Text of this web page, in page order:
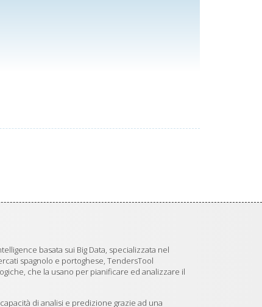
basata sui Big Data, specializzata nel
spagnolo e portoghese, TendersTool
che la usano per pianificare ed analizzare il
di analisi e predizione grazie ad una